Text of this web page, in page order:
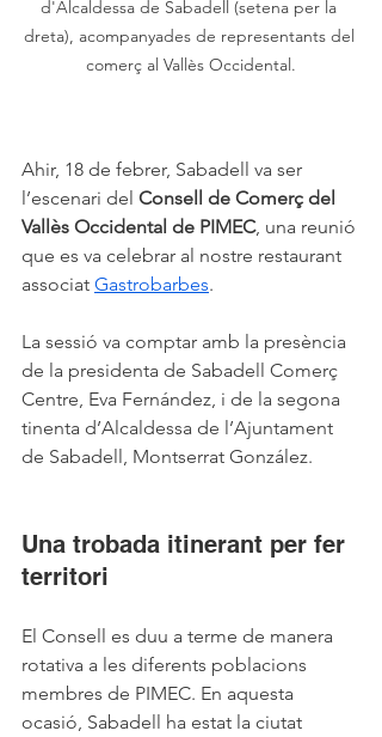
d'Alcaldessa de Sabadell (setena per la
dreta), acompanyades de representants del
comerç al Vallès Occidental.
Ahir, 18 de febrer, Sabadell va ser
l’escenari del Consell de Comerç del
Vallès Occidental de PIMEC, una reunió
que es va celebrar al nostre restaurant
associat Gastrobarbes.
La sessió va comptar amb la presència
de la presidenta de Sabadell Comerç
Centre, Eva Fernández, i de la segona
tinenta d’Alcaldessa de l’Ajuntament
de Sabadell, Montserrat González.
Una trobada itinerant per fer
territori
El Consell es duu a terme de manera
rotativa a les diferents poblacions
membres de PIMEC. En aquesta
ocasió, Sabadell ha estat la ciutat